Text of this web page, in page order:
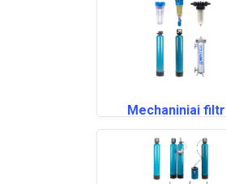
Mechaniniai